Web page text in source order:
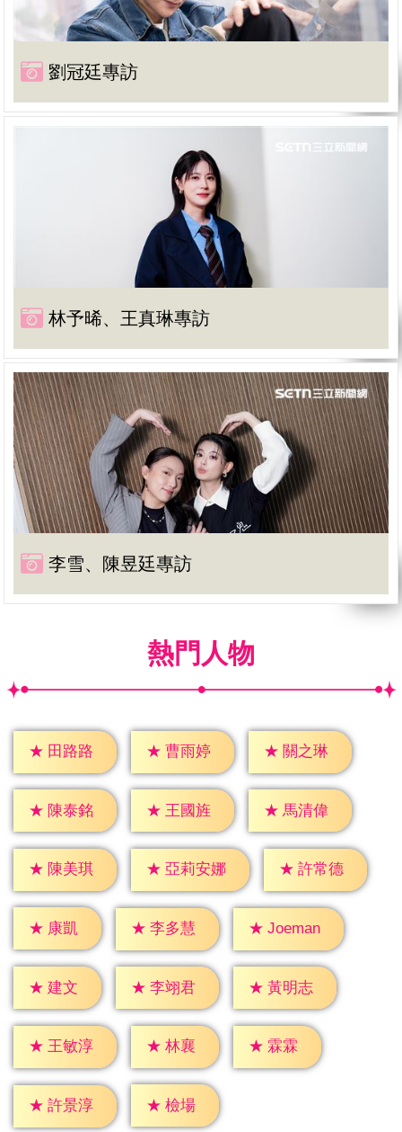
劉冠廷專訪
林予晞、王真琳專訪
李雪、陳昱廷專訪
熱門人物
★ 田路路 ★ 曹雨婷 ★ 關之琳
★ 陳泰銘 ★ 王國旌 ★ 馬清偉
★ 陳美琪 ★ 亞莉安娜 ★ 許常德
★ 康凱 ★ 李多慧 ★ Joeman
★ 建文 ★ 李翊君 ★ 黃明志
★ 王敏淳 ★ 林襄 ★ 霖霖
★ 許景淳 ★ 檢場